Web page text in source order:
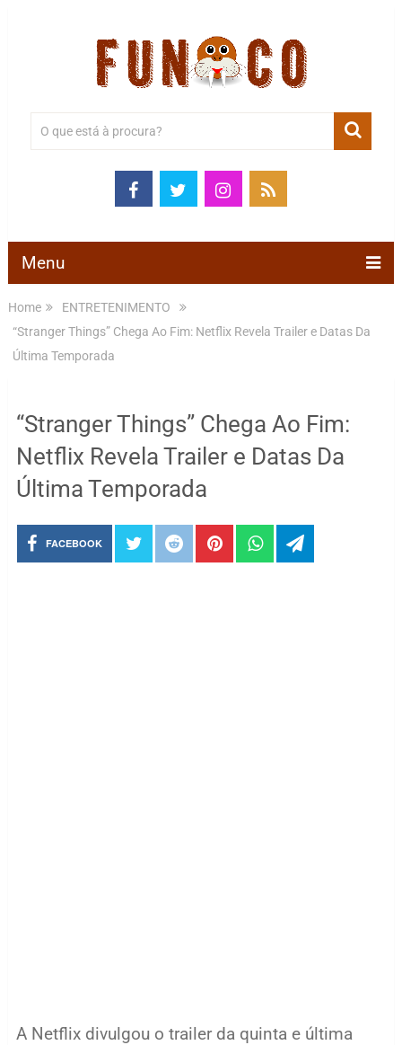
Menu
Home
ENTRETENIMENTO
“Stranger Things” Chega Ao Fim: Netflix Revela Trailer e Datas Da
Última Temporada
“Stranger Things” Chega Ao Fim:
Netflix Revela Trailer e Datas Da
Última Temporada
FACEBOOK
A Netflix divulgou o trailer da quinta e última